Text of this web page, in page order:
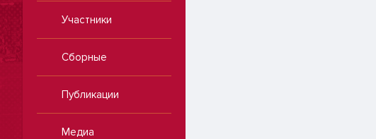
Участники
Сборные
Публикации
Медиа